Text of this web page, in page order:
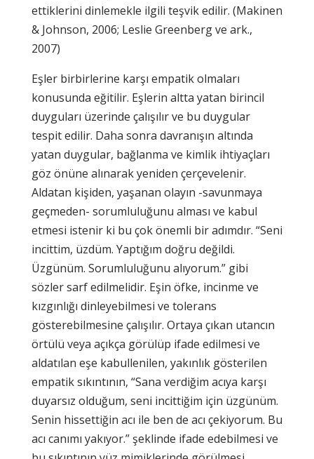
ettiklerini dinlemekle ilgili teşvik edilir. (Makinen
& Johnson, 2006; Leslie Greenberg ve ark.,
2007)
Eşler birbirlerine karşı empatik olmaları
konusunda eğitilir. Eşlerin altta yatan birincil
duyguları üzerinde çalışılır ve bu duygular
tespit edilir. Daha sonra davranışın altında
yatan duygular, bağlanma ve kimlik ihtiyaçları
göz önüne alınarak yeniden çerçevelenir.
Aldatan kişiden, yaşanan olayın -savunmaya
geçmeden- sorumluluğunu alması ve kabul
etmesi istenir ki bu çok önemli bir adımdır. “Seni
incittim, üzdüm. Yaptığım doğru değildi.
Üzgünüm. Sorumluluğunu alıyorum.” gibi
sözler sarf edilmelidir. Eşin öfke, incinme ve
kızgınlığı dinleyebilmesi ve tolerans
gösterebilmesine çalışılır. Ortaya çıkan utancın
örtülü veya açıkça görülüp ifade edilmesi ve
aldatılan eşe kabullenilen, yakınlık gösterilen
empatik sıkıntının, “Sana verdiğim acıya karşı
duyarsız olduğum, seni incittiğim için üzgünüm.
Senin hissettiğin acı ile ben de acı çekiyorum. Bu
acı canımı yakıyor.” şeklinde ifade edebilmesi ve